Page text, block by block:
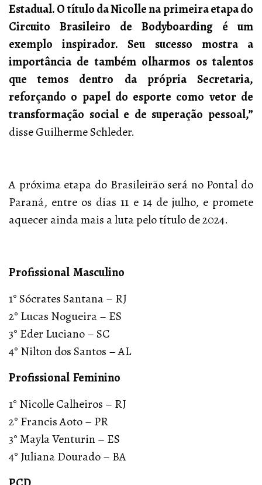
Estadual. O título da Nicolle na primeira etapa do
Circuito Brasileiro de Bodyboarding é um
exemplo inspirador. Seu sucesso mostra a
importância de também olharmos os talentos
que temos dentro da própria Secretaria,
reforçando o papel do esporte como vetor de
transformação social e de superação pessoal,”
disse Guilherme Schleder.
A próxima etapa do Brasileirão será no Pontal do
Paraná, entre os dias 11 e 14 de julho, e promete
aquecer ainda mais a luta pelo título de 2024.
Profissional Masculino
1° Sócrates Santana – RJ
2° Lucas Nogueira – ES
3° Eder Luciano – SC
4° Nilton dos Santos – AL
Profissional Feminino
1° Nicolle Calheiros – RJ
2° Francis Aoto – PR
3° Mayla Venturin – ES
4° Juliana Dourado – BA